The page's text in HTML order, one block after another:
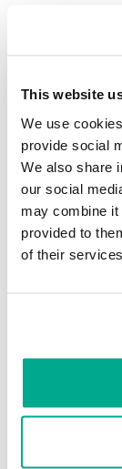
This website
We use
provide social
We also share
our social
may combine it
provided to
of their services.
Se utilizaron las
¿La vuelta
Desde inicios del
alterar
impedir que los
empezado
GpCode.ac.
Alexander Gostev
2006.
vez mayor: la
La situación era